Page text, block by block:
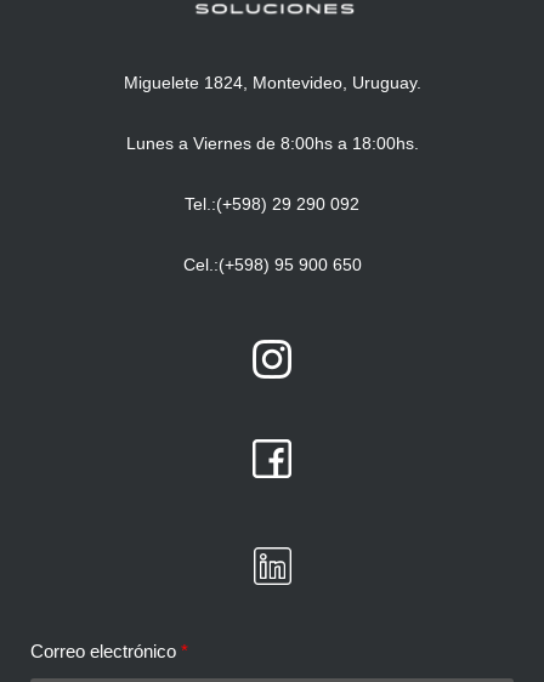
Miguelete 1824, Montevideo, Uruguay.
Lunes a Viernes de 8:00hs a 18:00hs.
Tel.:(+598) 29 290 092
Cel.:(+598) 95 900 650
Correo electrónico